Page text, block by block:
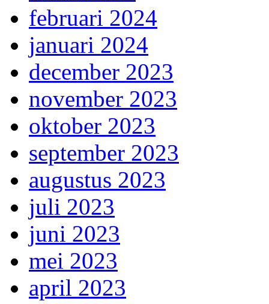
februari 2024
januari 2024
december 2023
november 2023
oktober 2023
september 2023
augustus 2023
juli 2023
juni 2023
mei 2023
april 2023